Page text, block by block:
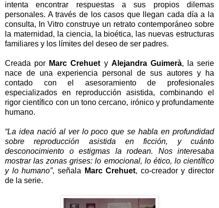
intenta encontrar respuestas a sus propios dilemas
personales. A través de los casos que llegan cada día a la
consulta, In Vitro construye un retrato contemporáneo sobre
la maternidad, la ciencia, la bioética, las nuevas estructuras
familiares y los límites del deseo de ser padres.
Creada por Marc Crehuet y Alejandra Guimerà, la serie
nace de una experiencia personal de sus autores y ha
contado con el asesoramiento de profesionales
especializados en reproducción asistida, combinando el
rigor científico con un tono cercano, irónico y profundamente
humano.
“La idea nació al ver lo poco que se habla en profundidad
sobre reproducción asistida en ficción, y cuánto
desconocimiento o estigmas la rodean. Nos interesaba
mostrar las zonas grises: lo emocional, lo ético, lo científico
y lo humano”, señala Marc Crehuet, co-creador y director
de la serie.